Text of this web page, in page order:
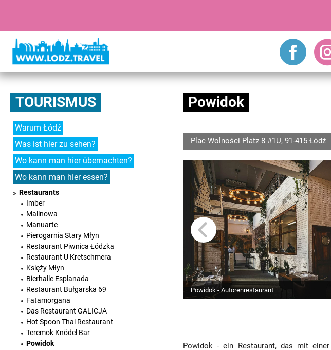
TOURISMUS
Warum Łódź
Was ist hier zu sehen?
Wo kann man hier übernachten?
Wo kann man hier essen?
Restaurants
Imber
Malinowa
Manuarte
Pierogarnia Stary Młyn
Restaurant Piwnica Łódzka
Restaurant U Kretschmera
Księży Młyn
Bierhalle Esplanada
Restaurant Bułgarska 69
Fatamorgana
Das Restaurant GALICJA
Hot Spoon Thai Restaurant
Teremok Knödel Bar
Powidok
Powidok
Plac Wolności Platz 8 #1U, 91-415 Łódź
Powidok - Autorenrestaurant
Powidok - ein Restaurant, das mit